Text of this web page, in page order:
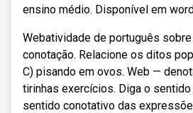
ensino médio. Disponível em
Webatividade de português
conotação. Relacione os ditos
C) pisando em ovos. Web —
tirinhas exercícios. Diga o
sentido conotativo das